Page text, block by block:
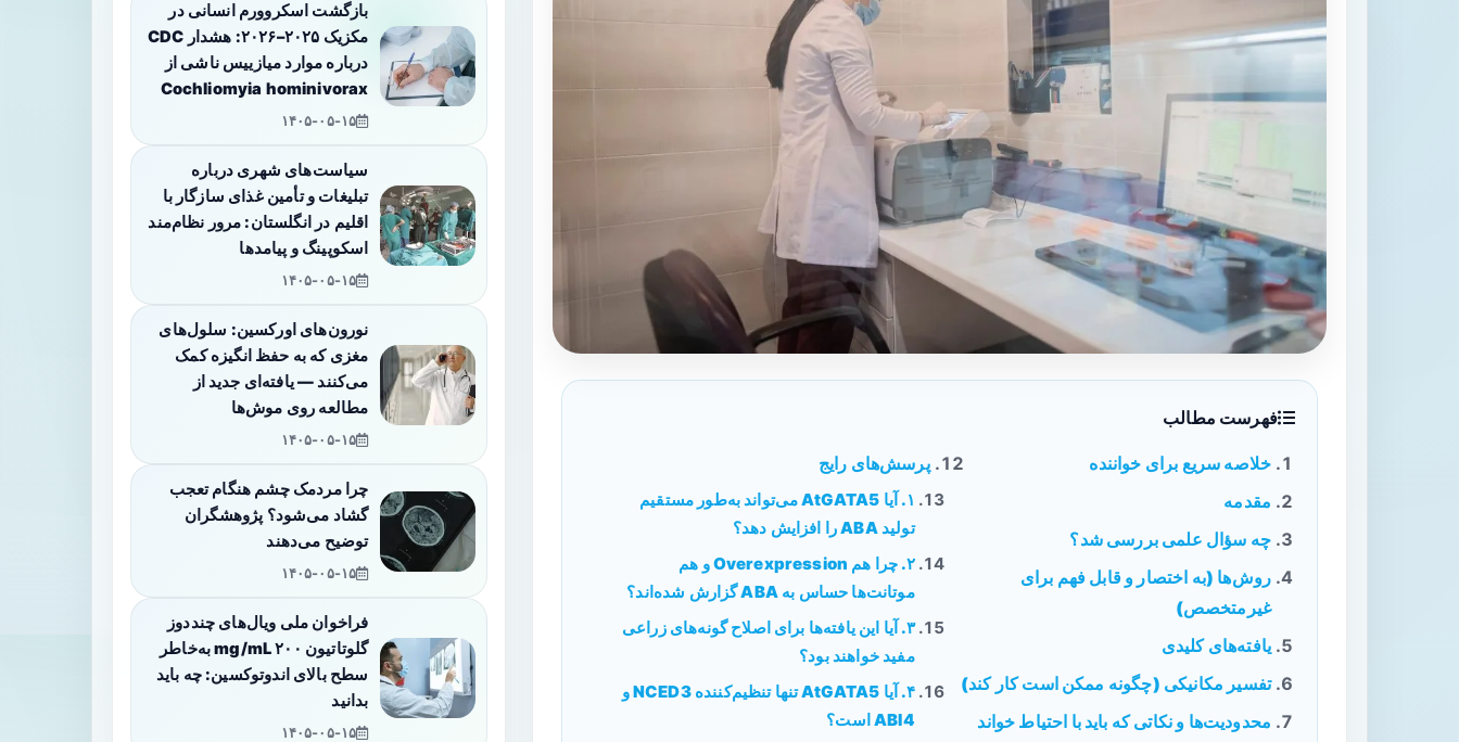
فهرست مطالب
خلاصه سریع برای خواننده
مقدمه
چه سؤال علمی بررسی شد؟
روش‌ها (به اختصار و قابل فهم برای
غیرمتخصص)
یافته‌های کلیدی
تفسیر مکانیکی (چگونه ممکن است کار کند)
محدودیت‌ها و نکاتی که باید با احتیاط خواند
پرسش‌های رایج
۱. آیا AtGATA5 می‌تواند به‌طور مستقیم
تولید ABA را افزایش دهد؟
۲. چرا هم Overexpression و هم
موتانت‌ها حساس به ABA گزارش شده‌اند؟
۳. آیا این یافته‌ها برای اصلاح گونه‌های زراعی
مفید خواهند بود؟
۴. آیا AtGATA5 تنها تنظیم‌کننده NCED3 و
ABI4 است؟
بازگشت اسکروورم انسانی در
مکزیک ۲۰۲۵–۲۰۲۶: هشدار CDC
درباره موارد میازییس ناشی از
Cochliomyia hominivorax
۱۴۰۵-۰۵-۱۵
سیاست‌های شهری درباره
تبلیغات و تأمین غذای سازگار با
اقلیم در انگلستان: مرور نظام‌مند
اسکوپینگ و پیامدها
۱۴۰۵-۰۵-۱۵
نورون‌های اورکسین: سلول‌های
مغزی که به حفظ انگیزه کمک
می‌کنند — یافته‌ای جدید از
مطالعه روی موش‌ها
۱۴۰۵-۰۵-۱۵
چرا مردمک چشم هنگام تعجب
گشاد می‌شود؟ پژوهشگران
توضیح می‌دهند
۱۴۰۵-۰۵-۱۵
فراخوان ملی ویال‌های چنددوز
گلوتاتیون ۲۰۰ mg/mL به‌خاطر
سطح بالای اندوتوکسین: چه باید
بدانید
۱۴۰۵-۰۵-۱۵